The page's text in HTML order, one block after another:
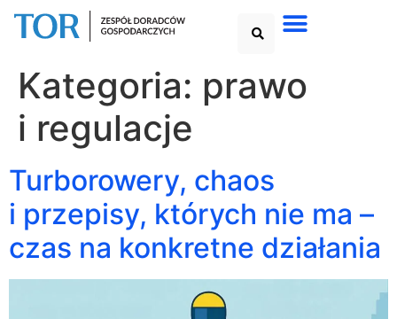
Kategoria: prawo
i regulacje
Turborowery, chaos
i przepisy, których nie ma –
czas na konkretne działania